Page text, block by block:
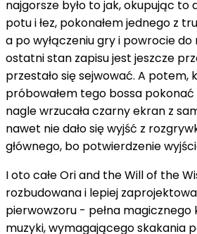
najgorsze było to jak, okupując to
potu i łez, pokonałem jednego z
a po wyłączeniu gry i powrocie do
ostatni stan zapisu jest jeszcze
przestało się sejwować. A potem,
próbowałem tego bossa pokonać
nagle wrzucała czarny ekran z
nawet nie dało się wyjść z
głównego, bo potwierdzenie
I oto całe Ori and the Will of the
rozbudowana i lepiej
pierwowzoru - pełna magicznego
muzyki, wymagającego skakania